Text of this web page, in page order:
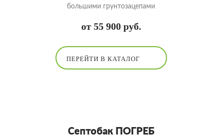
большими грунтозацепами
от 55 900 руб.
ПЕРЕЙТИ В КАТАЛОГ
Септобак ПОГРЕБ